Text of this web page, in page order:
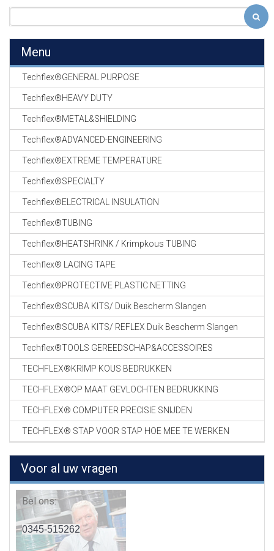
Menu
Techflex®GENERAL PURPOSE
Techflex®HEAVY DUTY
Techflex®METAL&SHIELDING
Techflex®ADVANCED-ENGINEERING
Techflex®EXTREME TEMPERATURE
Techflex®SPECIALTY
Techflex®ELECTRICAL INSULATION
Techflex®TUBING
Techflex®HEATSHRINK / Krimpkous TUBING
Techflex® LACING TAPE
Techflex®PROTECTIVE PLASTIC NETTING
Techflex®SCUBA KITS/ Duik Bescherm Slangen
Techflex®SCUBA KITS/ REFLEX Duik Bescherm Slangen
Techflex®TOOLS GEREEDSCHAP&ACCESSOIRES
TECHFLEX®KRIMP KOUS BEDRUKKEN
TECHFLEX®OP MAAT GEVLOCHTEN BEDRUKKING
TECHFLEX® COMPUTER PRECISIE SNIJDEN
TECHFLEX® STAP VOOR STAP HOE MEE TE WERKEN
Voor al uw vragen
Bel ons:
0345-515262